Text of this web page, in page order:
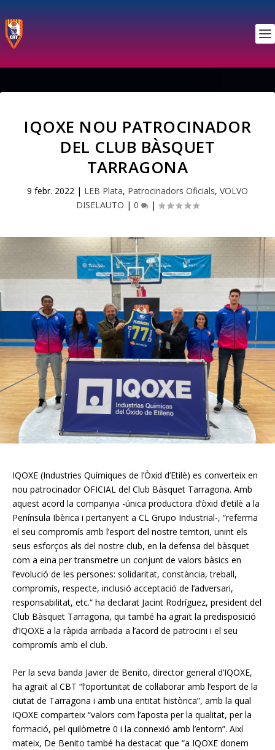
IQOXE NOU PATROCINADOR
DEL CLUB BÀSQUET
TARRAGONA
9 febr. 2022 | LEB Plata, Patrocinadors Oficials, VOLVO
DISELAUTO | 0 |
IQOXE (Industries Químiques de l’Òxid d’Etilè) es converteix en
nou patrocinador OFICIAL del Club Bàsquet Tarragona. Amb
aquest acord la companyia -única productora d’òxid d’etilè a la
Península Ibèrica i pertanyent a CL Grupo Industrial-, “referma
el seu compromís amb l’esport del nostre territori, unint els
seus esforços als del nostre club, en la defensa del bàsquet
com a eina per transmetre un conjunt de valors bàsics en
l’evolució de les persones: solidaritat, constància, treball,
compromís, respecte, inclusió acceptació de l’adversari,
responsabilitat, etc.“ ha declarat Jacint Rodríguez, president del
Club Bàsquet Tarragona, qui també ha agraït la predisposició
d’IQOXE a la ràpida arribada a l’acord de patrocini i el seu
compromís amb el club.
Per la seva banda Javier de Benito, director general d’IQOXE,
ha agraït al CBT “l’oportunitat de col·laborar amb l’esport de la
ciutat de Tarragona i amb una entitat històrica”, amb la qual
IQOXE comparteix “valors com l’aposta per la qualitat, per la
formació, pel quilòmetre 0 i la connexió amb l’entorn”. Així
mateix, De Benito també ha destacat que “a IQOXE donem